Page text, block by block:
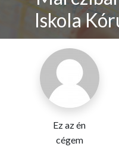
Iskola
Ez az én
cégem